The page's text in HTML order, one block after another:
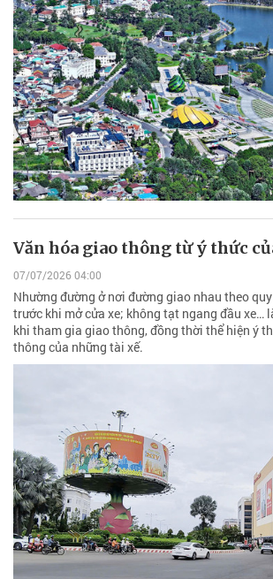
Văn hóa giao thông từ ý thức
07/07/2026 04:00
Nhường đường ở nơi đường giao nhau theo
trước khi mở cửa xe; không tạt ngang đầu xe…
khi tham gia giao thông, đồng thời thể hiện ý
thông của những tài xế.